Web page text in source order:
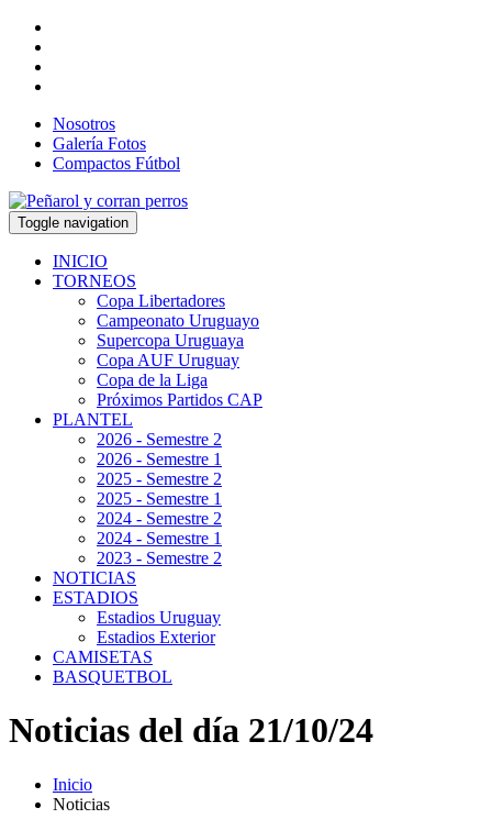
Nosotros
Galería Fotos
Compactos Fútbol
Toggle navigation
INICIO
TORNEOS
Copa Libertadores
Campeonato Uruguayo
Supercopa Uruguaya
Copa AUF Uruguay
Copa de la Liga
Próximos Partidos CAP
PLANTEL
2026 - Semestre 2
2026 - Semestre 1
2025 - Semestre 2
2025 - Semestre 1
2024 - Semestre 2
2024 - Semestre 1
2023 - Semestre 2
NOTICIAS
ESTADIOS
Estadios Uruguay
Estadios Exterior
CAMISETAS
BASQUETBOL
Noticias del día 21/10/24
Inicio
Noticias